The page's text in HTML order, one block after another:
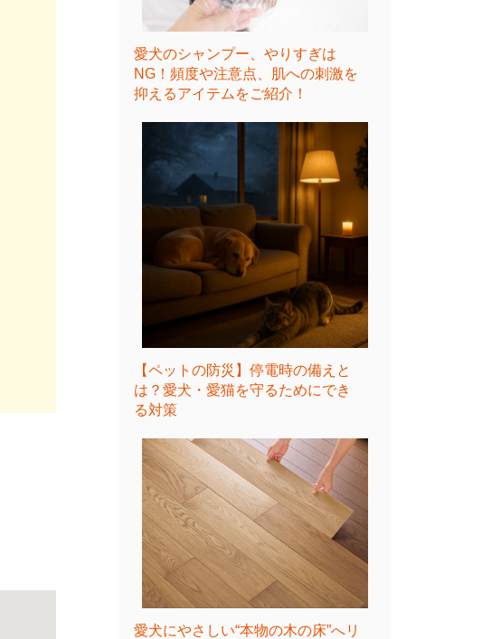
愛犬のシャンプー、やりすぎは
NG！頻度や注意点、肌への刺激を
抑えるアイテムをご紹介！
【ペットの防災】停電時の備えと
は？愛犬・愛猫を守るためにでき
る対策
愛犬にやさしい“本物の木の床”へリ